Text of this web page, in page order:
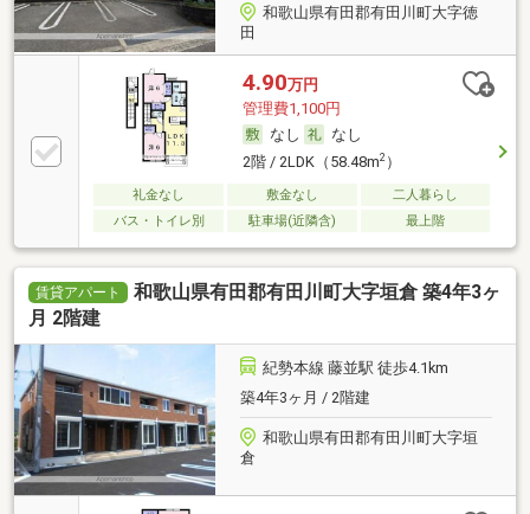
和歌山県有田郡有田川町大字徳
田
4.90万円
管理費1,100円
なし
なし
2階 / 2LDK（58.48m2）
礼金なし 敷金なし
二人暮らし
バス・トイレ別
駐車場(近隣含) 最上階
賃貸アパート
和歌山県有田郡有田川町大字垣倉 築4年3ヶ
月 2階建
紀勢本線 藤並駅 徒歩4.1km
築4年3ヶ月 / 2階建
和歌山県有田郡有田川町大字垣
倉